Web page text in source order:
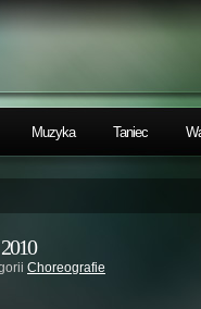
Muzyka Taniec
Choreografie